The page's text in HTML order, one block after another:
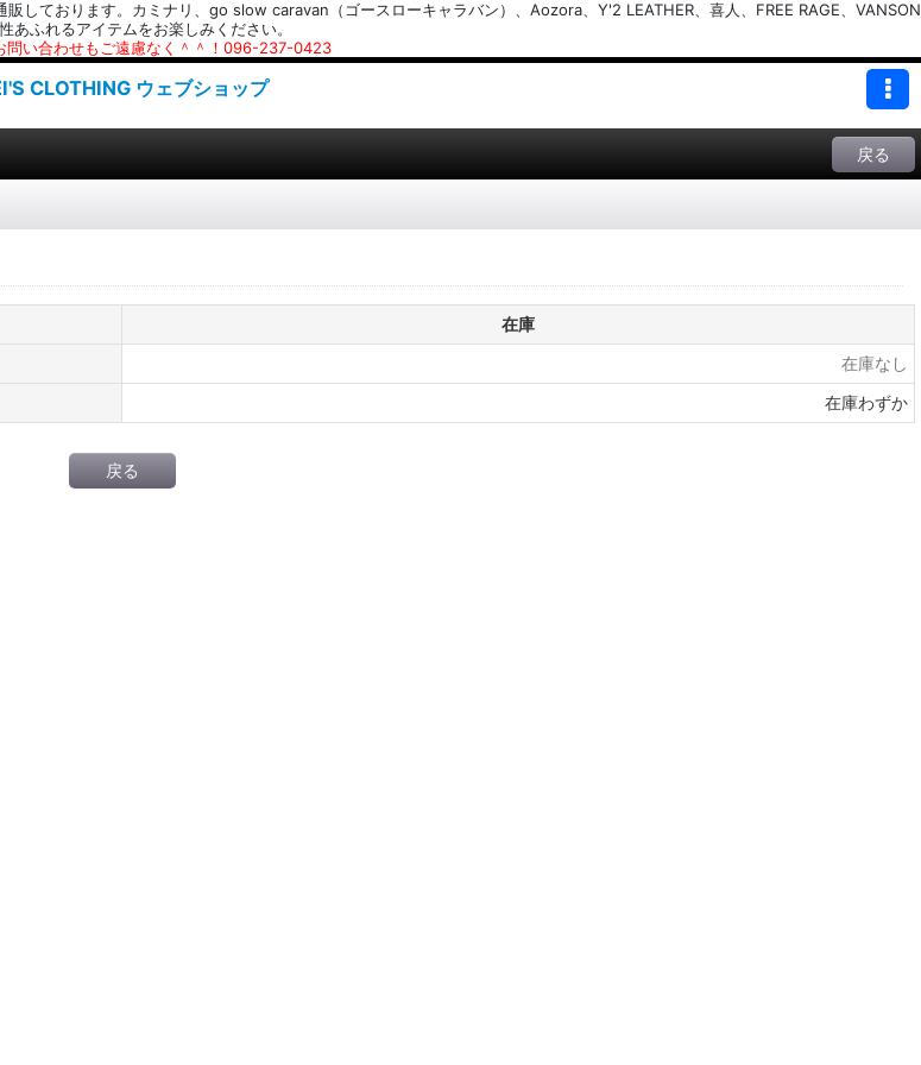
しております。カミナリ、go slow caravan（ゴースローキャラバン）、Aozora、Y'2 LEATHER、喜人、FREE RAGE、VANSON
あふれるアイテムをお楽しみください。
問い合わせもご遠慮なく＾＾！096-237-0423
CLOTHING ウェブショップ
戻る
在庫
在庫なし
在庫わずか
戻る